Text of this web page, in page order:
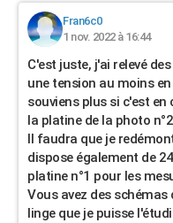
Fran6c0
1 nov. 2022 à 16:44
C'est juste, j'ai relevé
une tension au moins
souviens plus si c'est
la platine de la photo
Il faudra que je
dispose également de
platine n°1 pour les
Vous avez des
linge que je puisse